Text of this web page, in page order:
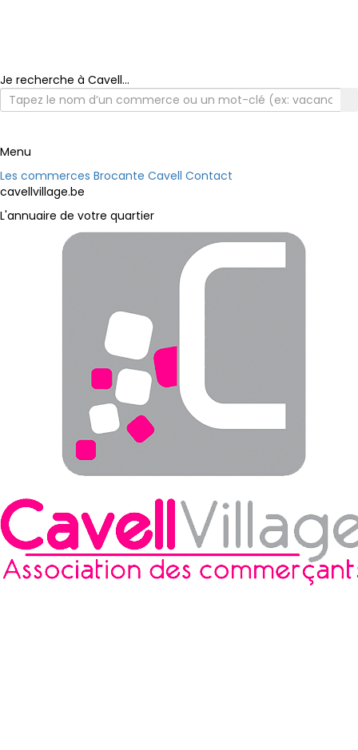
Je recherche à Cavell...
Menu
Les commerces Brocante Cavell Contact
cavellvillage.be
L'annuaire de votre quartier